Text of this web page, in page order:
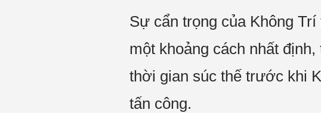
Sự cẩn trọng của Không
một khoảng cách nhất
thời gian súc thế trước khi
tấn công.